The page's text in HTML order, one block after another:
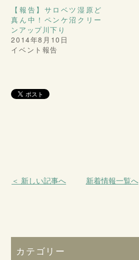
【報告】サロベツ湿原ど
真ん中！ペンケ沼クリー
ンアップ川下り
2014年8月10日
イベント報告
＜ 新しい記事へ 新着情報一覧へ
カテゴリー